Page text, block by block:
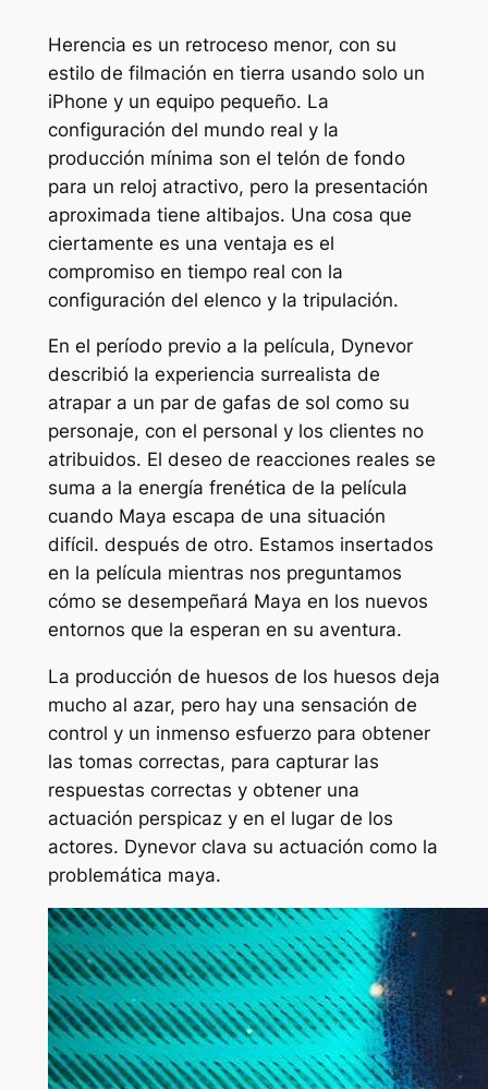
Herencia es un retroceso menor, con su
estilo de filmación en tierra usando solo un
iPhone y un equipo pequeño. La
configuración del mundo real y la
producción mínima son el telón de fondo
para un reloj atractivo, pero la presentación
aproximada tiene altibajos. Una cosa que
ciertamente es una ventaja es el
compromiso en tiempo real con la
configuración del elenco y la tripulación.
En el período previo a la película, Dynevor
describió la experiencia surrealista de
atrapar a un par de gafas de sol como su
personaje, con el personal y los clientes no
atribuidos. El deseo de reacciones reales se
suma a la energía frenética de la película
cuando Maya escapa de una situación
difícil. después de otro. Estamos insertados
en la película mientras nos preguntamos
cómo se desempeñará Maya en los nuevos
entornos que la esperan en su aventura.
La producción de huesos de los huesos deja
mucho al azar, pero hay una sensación de
control y un inmenso esfuerzo para obtener
las tomas correctas, para capturar las
respuestas correctas y obtener una
actuación perspicaz y en el lugar de los
actores. Dynevor clava su actuación como la
problemática maya.